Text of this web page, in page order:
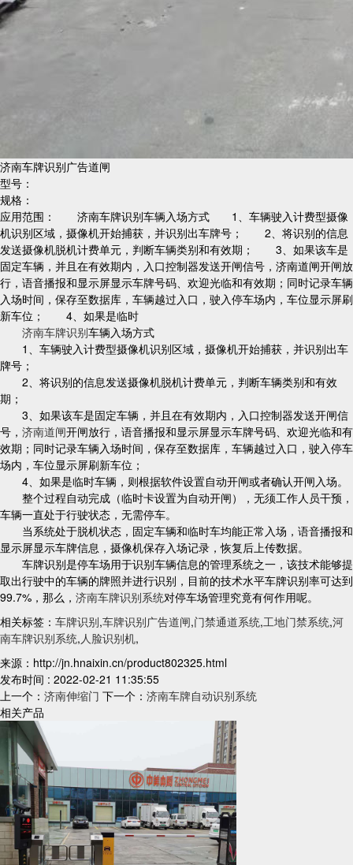
济南车牌识别广告道闸
型号：
规格：
应用范围： 济南车牌识别车辆入场方式 1、车辆驶入计费型摄像
机识别区域，摄像机开始捕获，并识别出车牌号； 2、将识别的信息
发送摄像机脱机计费单元，判断车辆类别和有效期； 3、如果该车是
固定车辆，并且在有效期内，入口控制器发送开闸信号，济南道闸开闸放
行，语音播报和显示屏显示车牌号码、欢迎光临和有效期；同时记录车辆
入场时间，保存至数据库，车辆越过入口，驶入停车场内，车位显示屏刷
新车位； 4、如果是临时
济南车牌识别车辆入场方式
1、车辆驶入计费型摄像机识别区域，摄像机开始捕获，并识别出车
牌号；
2、将识别的信息发送摄像机脱机计费单元，判断车辆类别和有效
期；
3、如果该车是固定车辆，并且在有效期内，入口控制器发送开闸信
号， 济南道闸开闸放行，语音播报和显示屏显示车牌号码、欢迎光临和有
效期；同时记录车辆入场时间，保存至数据库，车辆越过入口，驶入停车
场内，车位显示屏刷新车位；
4、如果是临时车辆，则根据软件设置自动开闸或者确认开闸入场。
整个过程自动完成（临时卡设置为自动开闸），无须工作人员干预，
车辆一直处于行驶状态，无需停车。
当系统处于脱机状态，固定车辆和临时车均能正常入场，语音播报和
显示屏显示车牌信息，摄像机保存入场记录，恢复后上传数据。
车牌识别是停车场用于识别车辆信息的管理系统之一，该技术能够提
取出行驶中的车辆的牌照并进行识别，目前的技术水平车牌识别率可达到
99.7%，那么， 济南车牌识别系统对停车场管理究竟有何作用呢。
相关标签： 车牌识别,车牌识别广告道闸,门禁通道系统,工地门禁系统,河
南车牌识别系统,人脸识别机,
来源：http://jn.hnaixin.cn/product802325.html
发布时间 : 2022-02-21 11:35:55
上一个： 济南伸缩门 下一个： 济南车牌自动识别系统
相关产品